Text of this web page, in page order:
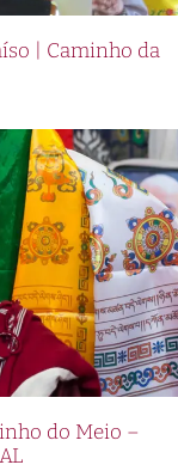
| Caminho da
do Meio –